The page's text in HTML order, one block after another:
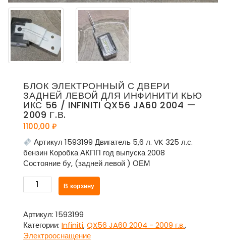
БЛОК ЭЛЕКТРОННЫЙ С ДВЕРИ
ЗАДНЕЙ ЛЕВОЙ ДЛЯ ИНФИНИТИ КЬЮ
ИКС 56 / INFINITI QX56 JA60 2004 —
2009 Г.В.
1100,00 ₽
Артикул 1593199 Двигатель 5,6 л. VK 325 л.с.
бензин Коробка АКПП год выпуска 2008
Состояние бу, (задней левой ) ОЕМ
Количество
товара
электронный
с
двери
В корзину
Артикул: 1593199
Категории: Infiniti,QX56 JA60 2004 - 2009 г.в.,
Электрооснащение